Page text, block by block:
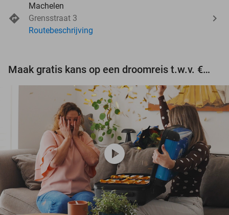
Machelen
Grensstraat 3
Routebeschrijving
Maak gratis kans op een droomreis t.w.v. €3.000!
play_circle